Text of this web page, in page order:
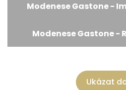
Modenese Gastone -
Modenese Gastone -
Ukázat